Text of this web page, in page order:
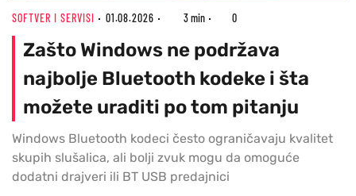
SOFTVER I SERVISI 01.08.2026 3 min 0
Zašto Windows ne podržava
najbolje Bluetooth kodeke i šta
možete uraditi po tom pitanju
Windows Bluetooth kodeci često ograničavaju kvalitet
skupih slušalica, ali bolji zvuk mogu da omoguće
dodatni drajveri ili BT USB predajnici